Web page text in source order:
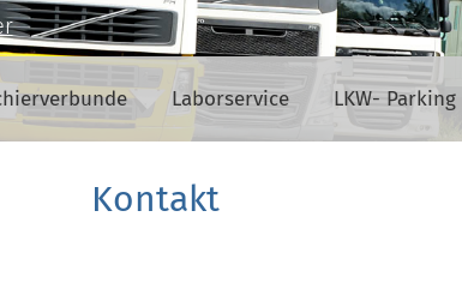
Laborservice LKW- Parking
Kontakt